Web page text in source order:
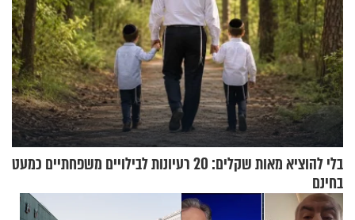
בלי להוציא מאות שקלים: 20 רעיונות לבילויים משפחתיים כמעט
בחינם